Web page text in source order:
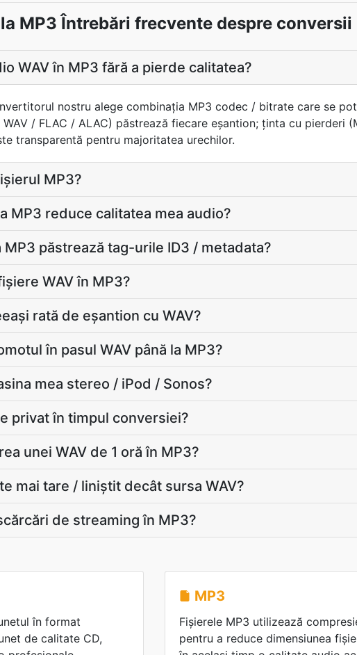
MP3 Întrebări frecvente despre conversii
WAV în MP3 fără a pierde calitatea?
nostru alege combinaţia MP3 codec / bitrate care se
/ FLAC / ALAC) păstrează fiecare eșantion; ţinta cu pierderi
transparentă pentru majoritatea urechilor.
MP3?
MP3 reduce calitatea mea audio?
păstrează tag-urile ID3 / metadata?
WAV în MP3?
rată de eșantion cu WAV?
în pasul WAV până la MP3?
mea stereo / iPod / Sonos?
privat în timpul conversiei?
unei WAV de 1 oră în MP3?
mai tare / liniștit decât sursa WAV?
de streaming în MP3?
în format
de calitate CD,
MP3
Fișierele MP3 utilizează
pentru a reduce dimensiunea